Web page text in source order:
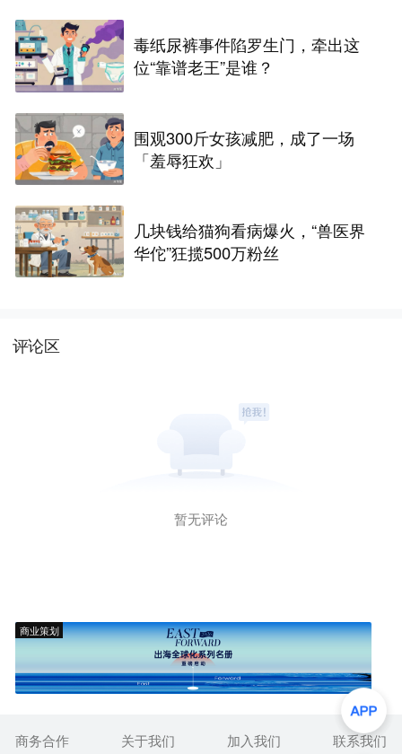
毒纸尿裤事件陷罗生门，牵出这
位“靠谱老王”是谁？
围观300斤女孩减肥，成了一场
「羞辱狂欢」
几块钱给猫狗看病爆火，“兽医界
华佗”狂揽500万粉丝
评论区
暂无评论
商业策划
商务合作 关于我们 加入我们 联系我们